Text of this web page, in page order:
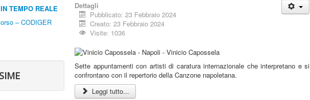
TEMPO REALE
Dettagli
Pubblicato: 23 Febbraio 2024
Creato: 23 Febbraio 2024
Visite: 1036
Sette appuntamenti con artisti di caratura internazionale che interpretano e si
confrontano con il repertorio della Canzone napoletana.
Leggi tutto...